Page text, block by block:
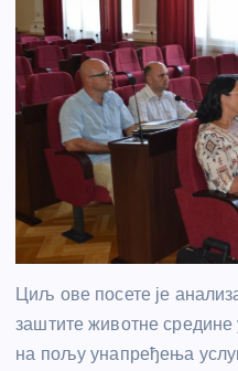
Циљ ове посете је
заштите животне средине
на пољу унапређења